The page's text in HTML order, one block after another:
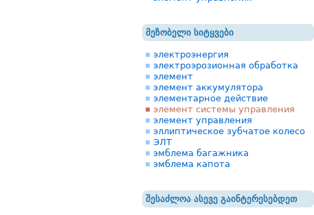
მეზობელი სიტყვები
электроэнергия
электроэрозионная обработка
элемент
элемент аккумулятора
элементарное действие
элемент системы управления
элемент управления
эллиптическое зубчатое колесо
ЭЛТ
эмблема багажника
эмблема капота
შესაძლოა ასევე გაინტერესებდეთ